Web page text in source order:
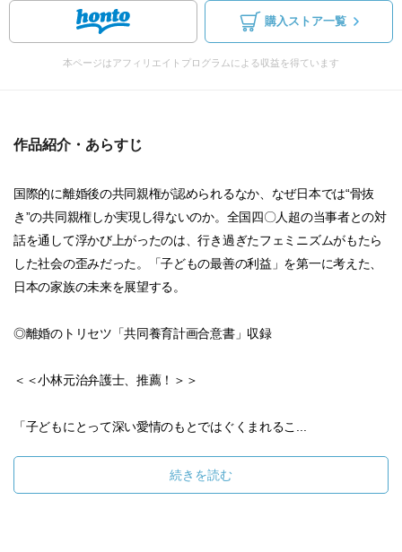
購入ストア一覧
本ページはアフィリエイトプログラムによる収益を得ています
作品紹介・あらすじ
国際的に離婚後の共同親権が認められるなか、なぜ日本では“骨抜
き”の共同親権しか実現し得ないのか。全国四〇人超の当事者との対
話を通して浮かび上がったのは、行き過ぎたフェミニズムがもたら
した社会の歪みだった。「子どもの最善の利益」を第一に考えた、
日本の家族の未来を展望する。
◎離婚のトリセツ「共同養育計画合意書」収録
＜＜小林元治弁護士、推薦！＞＞
「子どもにとって深い愛情のもとではぐくまれるこ...
続きを読む